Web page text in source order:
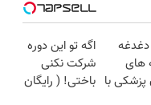
دغدغه
های
پزشکی با
اگه تو این دوره
شرکت نکنی
باختی! ( رایگان